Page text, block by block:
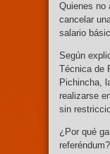
Quienes no
cancelar
salario
Según
Técnica de
Pichincha,
realizarse
sin
¿Por qué
referéndum?